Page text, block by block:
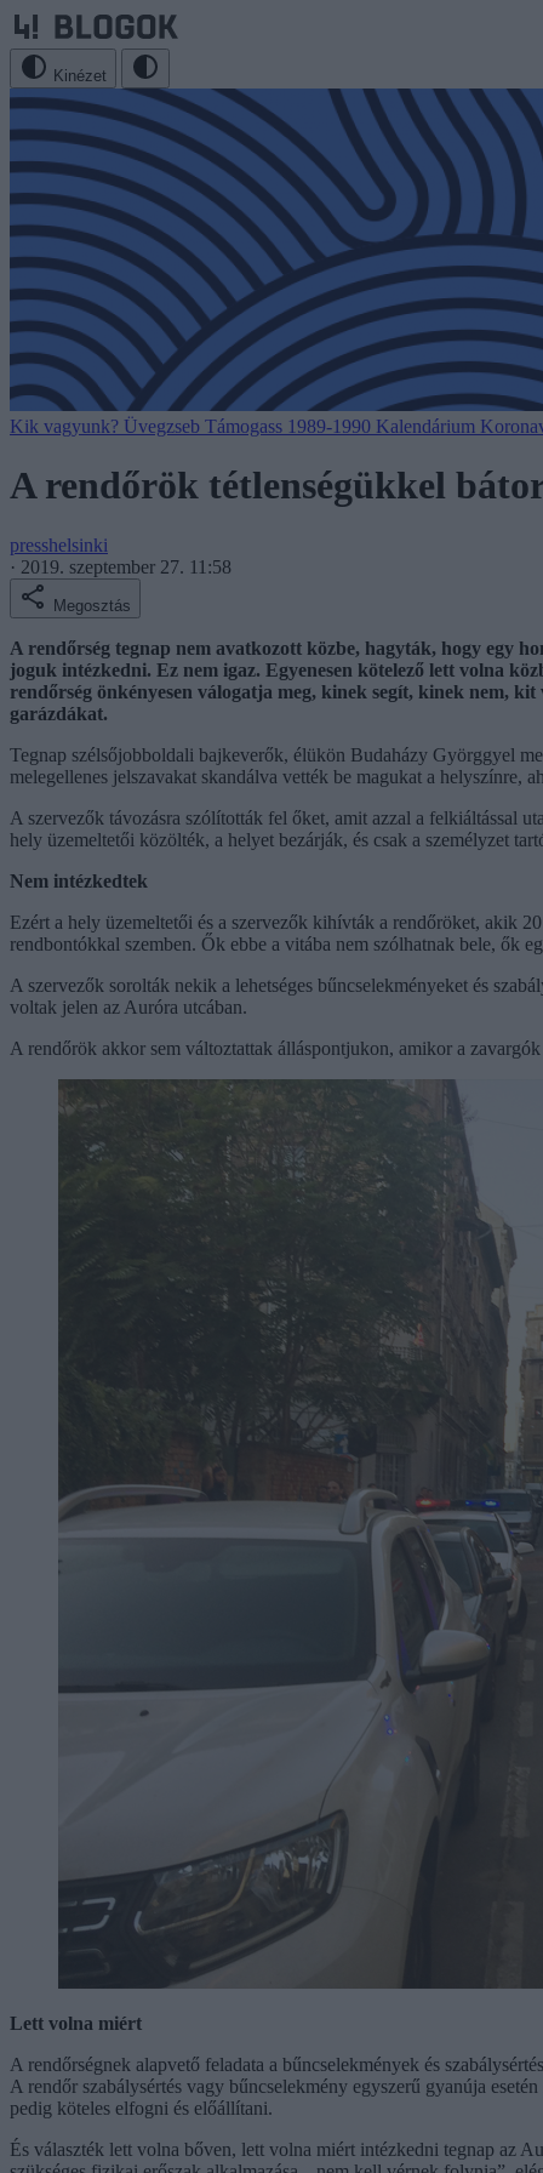
Kinézet
Kik vagyunk? Üvegzseb Támogass 1989-1990 Kalendárium
A rendőrök tétlenségükkel
presshelsinki
· 2019. szeptember 27. 11:58
Megosztás
A rendőrség tegnap nem avatkozott közbe, hagyták, hogy egy
joguk intézkedni. Ez nem igaz. Egyenesen kötelező lett volna
rendőrség önkényesen válogatja meg, kinek segít, kinek nem,
garázdákat.
Tegnap szélsőjobboldali bajkeverők, élükön Budaházy Györggyel
melegellenes jelszavakat skandálva vették be magukat a helyszínre,
A szervezők távozásra szólították fel őket, amit azzal a felkiáltással
hely üzemeltetői közölték, a helyet bezárják, és csak a személyzet
Nem intézkedtek
Ezért a hely üzemeltetői és a szervezők kihívták a rendőröket, akik
rendbontókkal szemben. Ők ebbe a vitába nem szólhatnak bele, ők
A szervezők sorolták nekik a lehetséges bűncselekményeket és
voltak jelen az Auróra utcában.
A rendőrök akkor sem változtattak álláspontjukon, amikor a
Lett volna miért
A rendőrségnek alapvető feladata a bűncselekmények és
A rendőr szabálysértés vagy bűncselekmény egyszerű gyanúja
pedig köteles elfogni és előállítani.
És választék lett volna bőven, lett volna miért intézkedni tegnap az